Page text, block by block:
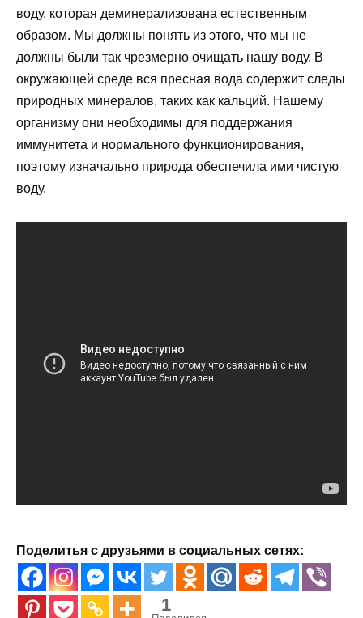
воду, которая деминерализована естественным
образом. Мы должны понять из этого, что мы не
должны были так чрезмерно очищать нашу воду. В
окружающей среде вся пресная вода содержит следы
природных минералов, таких как кальций. Нашему
организму они необходимы для поддержания
иммунитета и нормального функционирования,
поэтому изначально природа обеспечила ими чистую
воду.
Поделитья с друзьями в социальных сетях:
1